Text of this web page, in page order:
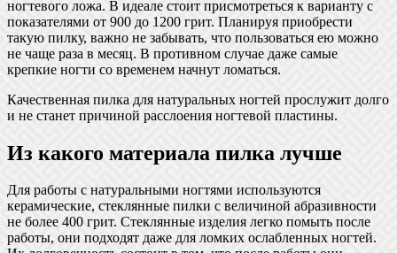
ногтевого ложа. В идеале стоит присмотреться к варианту с
показателями от 900 до 1200 грит. Планируя приобрести
такую пилку, важно не забывать, что пользоваться ею можно
не чаще раза в месяц. В противном случае даже самые
крепкие ногти со временем начнут ломаться.
Качественная пилка для натуральных ногтей прослужит долго
и не станет причиной расслоения ногтевой пластины.
Из какого материала пилка лучше
Для работы с натуральными ногтями используются
керамические, стеклянные пилки с величиной абразивности
не более 400 грит. Стеклянные изделия легко помыть после
работы, они подходят даже для ломких ослабленных ногтей.